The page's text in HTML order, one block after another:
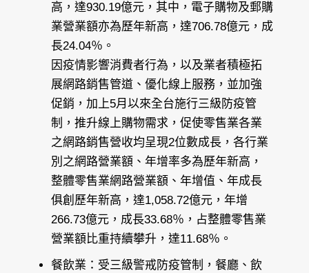
高，達930.19億元，其中，電子購物及郵購
業營業額亦為歷年新高，達706.78億元，成
長24.04％。
因疫情影響消費者行為，以及業者積極拓
展網路銷售管道、優化線上服務，並加強
促銷，加上5月以來全台施行三級防疫管
制，推升線上購物需求，促使零售業各業
之網路銷售營收均呈現2位數成長，各行業
別之網路營業額、年增率多為歷年新高，
整體零售業網路營業額、年增值、年成長
俱創歷年新高，達1,058.72億元，年增
266.73億元，成長33.68％，占整體零售業
營業額比重持續攀升，達11.68％。
餐飲業：受三級警戒防疫管制，餐廳、飲